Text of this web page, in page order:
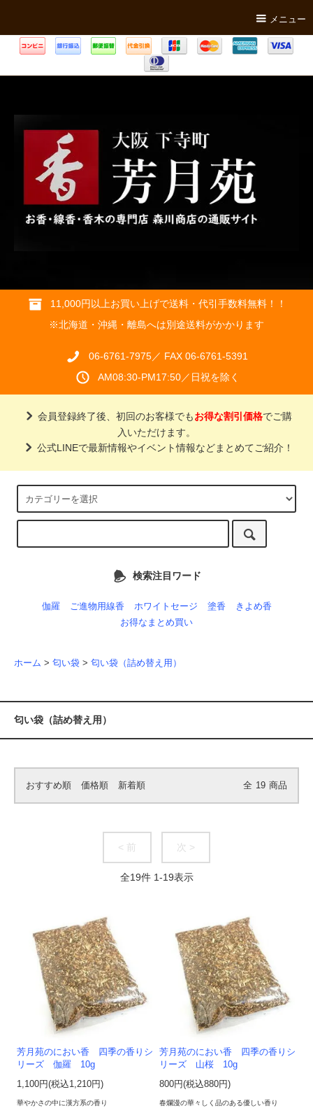
メニュー
11,000円以上お買い上げで送料・代引手数料無料！！
※北海道・沖縄・離島へは別途送料がかかります
06-6761-7975／ FAX 06-6761-5391
AM08:30-PM17:50／日祝を除く
会員登録終了後、初回のお客様でもお得な割引価格でご購
入いただけます。
公式LINEで最新情報やイベント情報などまとめてご紹介！
検索注目ワード
伽羅 ご進物用線香 ホワイトセージ 塗香
きよめ香
お得なまとめ買い
ホーム > 匂い袋 > 匂い袋（詰め替え用）
匂い袋（詰め替え用）
おすすめ順 価格順 新着順 全 19 商品
< 前 次 >
全19件 1-19表示
芳月苑のにおい香 四季の香りシ
リーズ 伽羅 10g
1,100円(税込1,210円)
華やかさの中に漢方系の香り
芳月苑のにおい香 四季の香りシ
リーズ 山桜 10g
800円(税込880円)
春爛漫の華々しく品のある優しい香り